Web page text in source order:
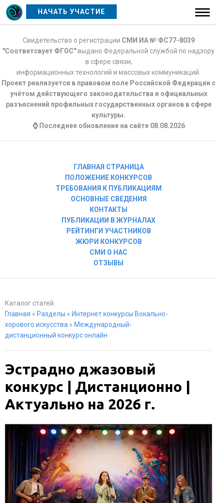
НАЧАТЬ УЧАСТИЕ
Свидетельство о регистрации СМИ ИА № ФС77-8039
"Соответсвует ФГОС"выдано Федеральной службой по надзору
в сфере связи,
информационных технологий и массовых коммуникаций.
Проект реализуется в правовом поле Российской Федерации с
учётом действующего законодательства и официальных
разъяснений профильных государственных органов в сфере
культуры.
⌚ Последнее обновление на сайте 08.08.2026
ГЛАВНАЯ СТРАНИЦА
ПОЛОЖЕНИЕ КОНКУРСОВ
ТРЕБОВАНИЯ К ПУБЛИКАЦИЯМ
ОСНОВНЫЕ СВЕДЕНИЯ
КОНТАКТЫ
ПУБЛИКАЦИИ В ЖУРНАЛАХ
РЕЙТИНГИ УЧАСТНИКОВ
ЖЮРИ КОНКУРСОВ
СМИ О НАС
ОТЗЫВЫ
Каталог статей
Главная » Разделы » Интернет конкурсы Вокально-
хорового искусства » Международный-
дистанционный конкурс онлайн
Эстрадно джазовый
конкурс | Дистанционно |
Актуально на 2026 г.